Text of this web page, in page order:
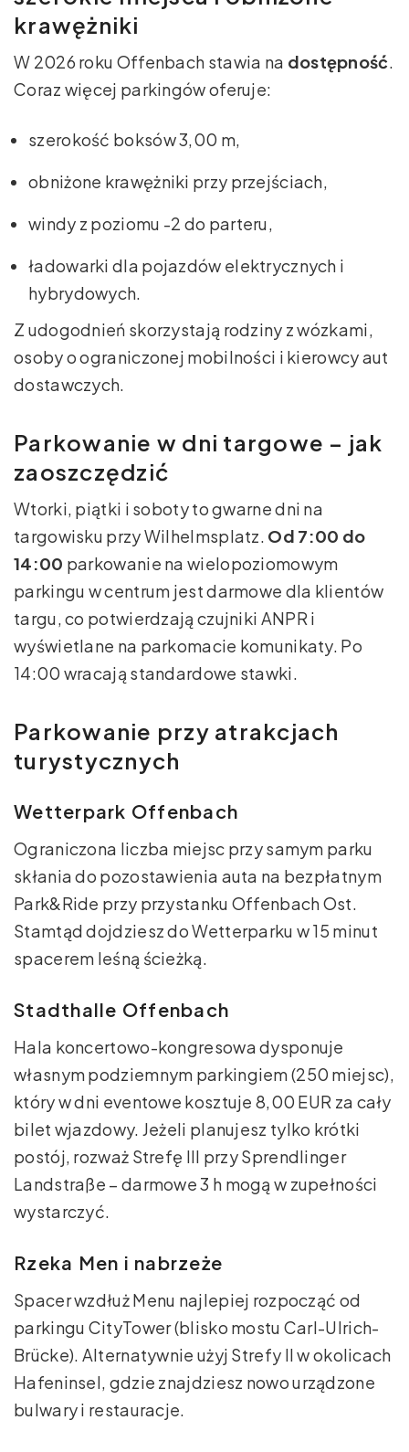
krawężniki
W 2026 roku Offenbach stawia na dostępność.
Coraz więcej parkingów oferuje:
szerokość boksów 3,00 m,
obniżone krawężniki przy przejściach,
windy z poziomu -2 do parteru,
ładowarki dla pojazdów elektrycznych i
hybrydowych.
Z udogodnień skorzystają rodziny z wózkami,
osoby o ograniczonej mobilności i kierowcy aut
dostawczych.
Parkowanie w dni targowe – jak
zaoszczędzić
Wtorki, piątki i soboty to gwarne dni na
targowisku przy Wilhelmsplatz. Od 7:00 do
14:00 parkowanie na wielopoziomowym
parkingu w centrum jest darmowe dla klientów
targu, co potwierdzają czujniki ANPR i
wyświetlane na parkomacie komunikaty. Po
14:00 wracają standardowe stawki.
Parkowanie przy atrakcjach
turystycznych
Wetterpark Offenbach
Ograniczona liczba miejsc przy samym parku
skłania do pozostawienia auta na bezpłatnym
Park&Ride przy przystanku Offenbach Ost.
Stamtąd dojdziesz do Wetterparku w 15 minut
spacerem leśną ścieżką.
Stadthalle Offenbach
Hala koncertowo-kongresowa dysponuje
własnym podziemnym parkingiem (250 miejsc),
który w dni eventowe kosztuje 8,00 EUR za cały
bilet wjazdowy. Jeżeli planujesz tylko krótki
postój, rozważ Strefę III przy Sprendlinger
Landstraße – darmowe 3 h mogą w zupełności
wystarczyć.
Rzeka Men i nabrzeże
Spacer wzdłuż Menu najlepiej rozpocząć od
parkingu CityTower (blisko mostu Carl-Ulrich-
Brücke). Alternatywnie użyj Strefy II w okolicach
Hafeninsel, gdzie znajdziesz nowo urządzone
bulwary i restauracje.